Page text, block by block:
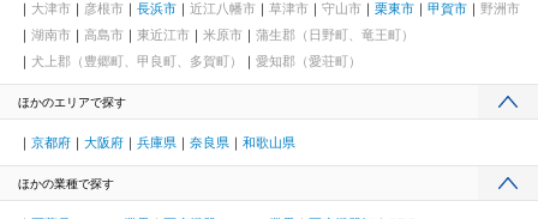
大津市 彦根市 長浜市 近江八幡市 草津市 守山市 栗東市 甲賀市
野洲市
湖南市
高島市 東近江市 米原市
蒲生郡（日野町、竜王町）
犬上郡（豊郷町、甲良町、多賀町）
愛知郡（愛荘町）
ほかのエリアで探す
京都府 大阪府 兵庫県 奈良県 和歌山県
ほかの業種で探す